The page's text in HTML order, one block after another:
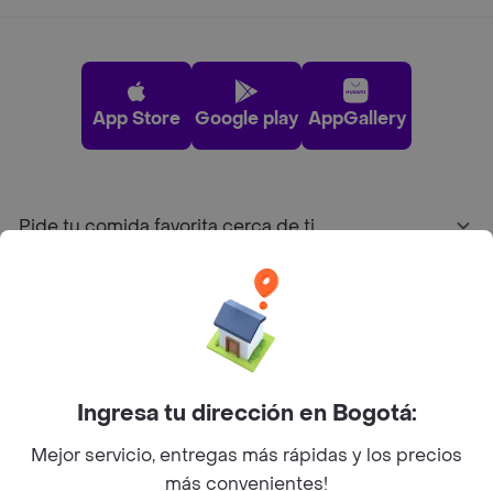
App Store Google play AppGallery
Pide tu comida favorita cerca de ti
Sobre RappiIngresa tu dirección en Bogotá:
Mejor servicio, entregas más rápidas y los precios
más convenientes!